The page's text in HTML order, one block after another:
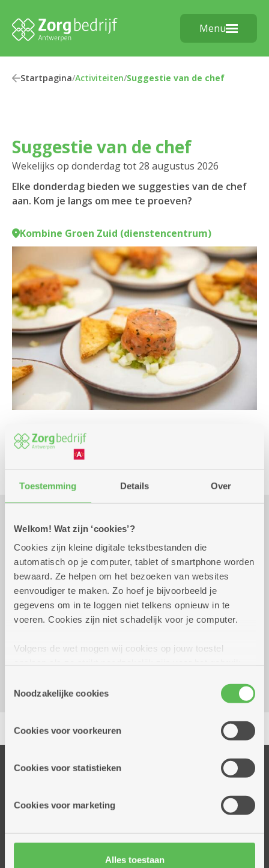
Toestemming Details Over
Welkom! Wat zijn ‘cookies’?
Cookies zijn kleine digitale tekstbestanden die
automatisch op je computer, tablet of smartphone worden
bewaard. Ze helpen om het bezoeken van websites
eenvoudiger te maken. Zo hoef je bijvoorbeeld je
gegevens om in te loggen niet telkens opnieuw in te
voeren. Cookies zijn niet schadelijk voor je computer.
Volgens de wet mogen wij cookies op jouw toestel
cookies hebben we jouw toestemming nodig. Sommige
cookies worden geplaatst door derde partijen die een
informatie over jouw (geanonimiseerd) gebruik van onze
partners kunnen deze gegevens combineren met andere
Noodzakelijke cookies
Cookies voor voorkeuren
Cookies voor statistieken
Cookies voor marketing
Alles toestaan
Menu
Startpagina/Activiteiten/Suggestie van de chef
Suggestie van de chef
Wekelijks op donderdag tot 28 augustus 2026
Elke donderdag bieden we suggesties van de chef
aan. Kom je langs om mee te proeven?
Kombine Groen Zuid (dienstencentrum)
Culinair Kombine
Praktisch
Wekelijks op donderdag tot 28
augustus 2026
12.00 uur tot
19.30 uur
Reserveer vervoer
Kombine Groen Zuid (dienstencentrum)
Onze diensten
Dienstencentra
Financieel comfort